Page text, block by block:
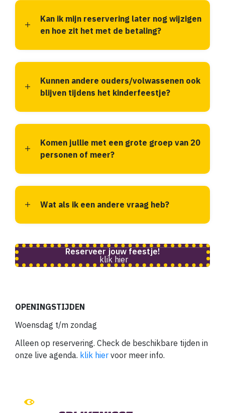
Kan ik mijn reservering later nog wijzigen
en hoe zit het met de betaling?
Kunnen andere ouders/volwassenen ook
blijven tijdens het kinderfeestje?
Komen jullie met een grote groep van 20
personen of meer?
Wat als ik een andere vraag heb?
Reserveer jouw feestje!
klik hier
OPENINGSTIJDEN
Woensdag t/m zondag
Alleen op reservering. Check de beschikbare tijden in
onze live agenda. klik hier voor meer info.